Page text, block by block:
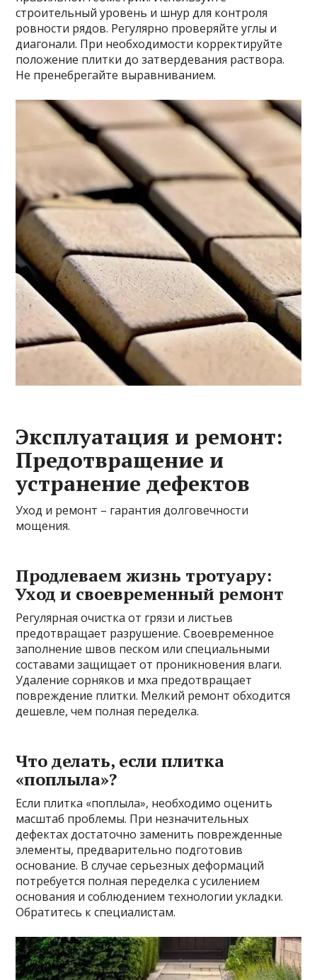
строительный уровень и шнур для контроля
ровности рядов. Регулярно проверяйте углы и
диагонали. При необходимости корректируйте
положение плитки до затвердевания раствора.
Не пренебрегайте выравниванием.
Эксплуатация и ремонт:
Предотвращение и
устранение дефектов
Уход и ремонт – гарантия долговечности
мощения.
Продлеваем жизнь тротуару:
Уход и своевременный ремонт
Регулярная очистка от грязи и листьев
предотвращает разрушение. Своевременное
заполнение швов песком или специальными
составами защищает от проникновения влаги.
Удаление сорняков и мха предотвращает
повреждение плитки. Мелкий ремонт обходится
дешевле, чем полная переделка.
Что делать, если плитка
«поплыла»?
Если плитка «поплыла», необходимо оценить
масштаб проблемы. При незначительных
дефектах достаточно заменить поврежденные
элементы, предварительно подготовив
основание. В случае серьезных деформаций
потребуется полная переделка с усилением
основания и соблюдением технологии укладки.
Обратитесь к специалистам.